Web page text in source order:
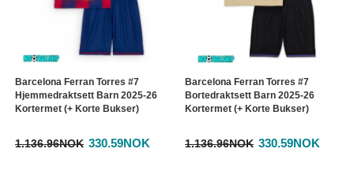
Barcelona Ferran Torres #7
Hjemmedraktsett Barn 2025-26
Kortermet (+ Korte Bukser)
1.136.96NOK 330.59NOK
Barcelona Ferran Torres #7
Bortedraktsett Barn 2025-26
Kortermet (+ Korte Bukser)
1.136.96NOK 330.59NOK